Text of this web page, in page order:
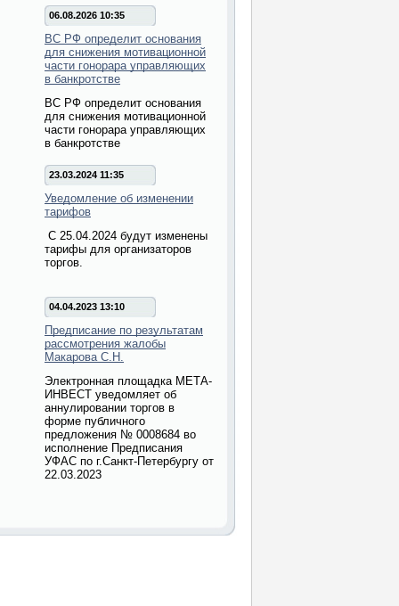
06.08.2026 10:35
ВС РФ определит основания
для снижения мотивационной
части гонорара управляющих
в банкротстве
ВС РФ определит основания
для снижения мотивационной
части гонорара управляющих
в банкротстве
23.03.2024 11:35
Уведомление об изменении
тарифов
С 25.04.2024 будут изменены
тарифы для организаторов
торгов.
04.04.2023 13:10
Предписание по результатам
рассмотрения жалобы
Макарова С.Н.
Электронная площадка МЕТА-
ИНВЕСТ уведомляет об
аннулировании торгов в
форме публичного
предложения № 0008684 во
исполнение Предписания
УФАС по г.Санкт-Петербургу от
22.03.2023